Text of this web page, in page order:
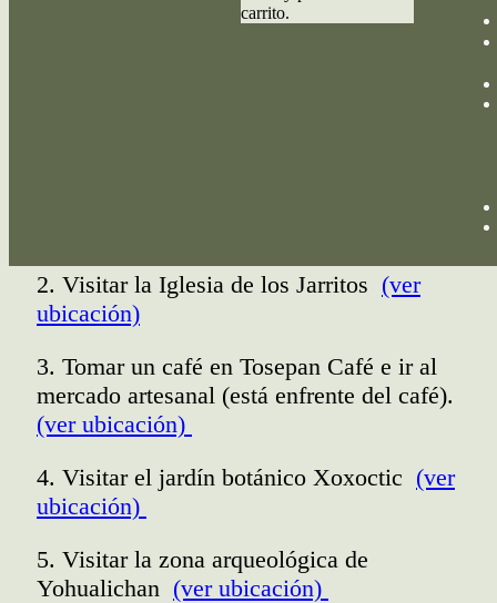
carrito.
2. Visitar la Iglesia de los Jarritos (ver
ubicación)
3. Tomar un café en Tosepan Café e ir al
mercado artesanal (está enfrente del café).
(ver ubicación)
4. Visitar el jardín botánico Xoxoctic (ver
ubicación)
5. Visitar la zona arqueológica de
Yohualichan (ver ubicación)